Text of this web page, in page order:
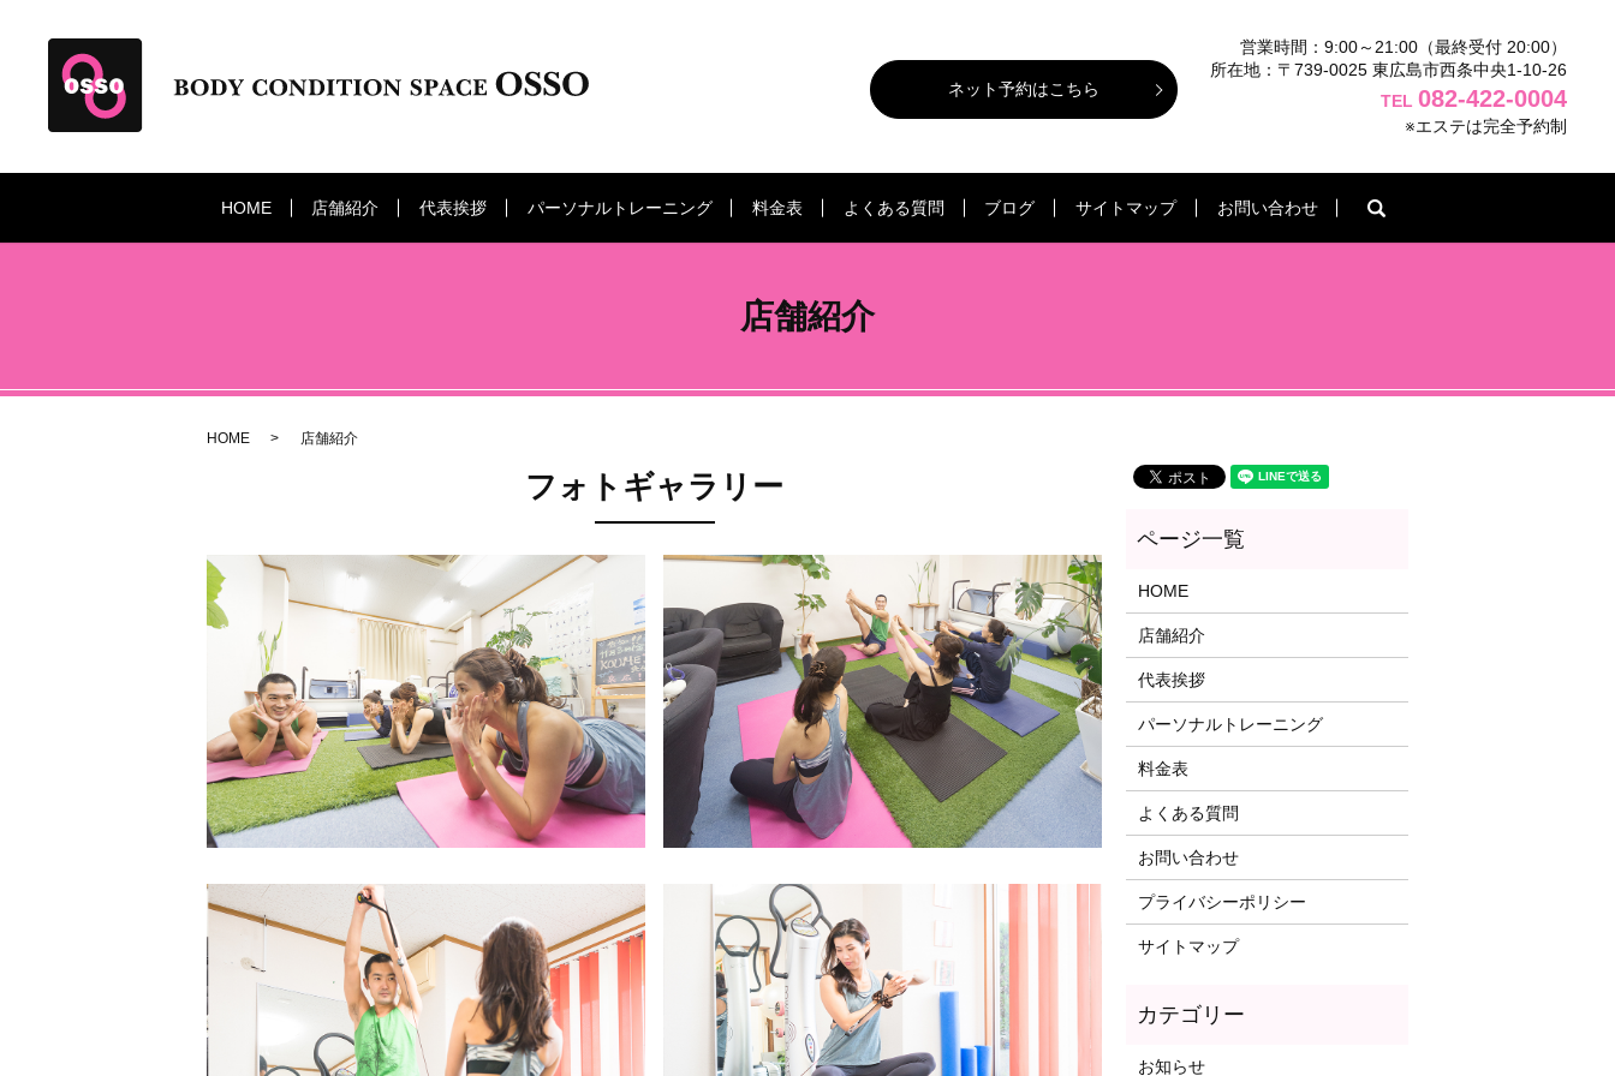
ネット予約はこちら
営業時間：9:00～21:00（最終受付 20:00）
所在地：〒739-0025 東広島市西条中央1-10-26
TEL 082-422-0004
※エステは完全予約制
HOME 店舗紹介 代表挨拶 パーソナルトレーニング 料金表 よくある質問 ブログ サイトマップ お問い合わせ
店舗紹介
HOME 店舗紹介
フォトギャラリー
HOME
店舗紹介
代表挨拶
パーソナルトレーニング
料金表
よくある質問
お問い合わせ
プライバシーポリシー
サイトマップ
お知らせ